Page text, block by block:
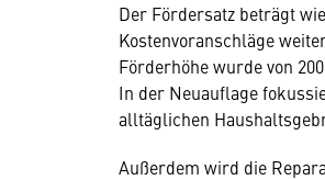
Der Fördersatz beträgt
Kostenvoranschläge
Förderhöhe wurde von
In der Neuauflage
alltäglichen
Außerdem wird die